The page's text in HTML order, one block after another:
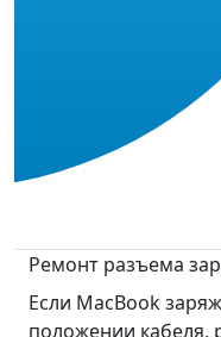
Ремонт разъема
Если MacBook
положении кабеля,